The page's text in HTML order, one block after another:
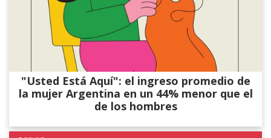
"Usted Está Aquí": el ingreso promedio de
la mujer Argentina en un 44% menor que el
de los hombres